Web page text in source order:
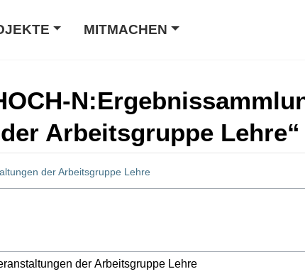
MITMACHEN
Arbeitsgruppe
der Arbeitsgruppe Lehre